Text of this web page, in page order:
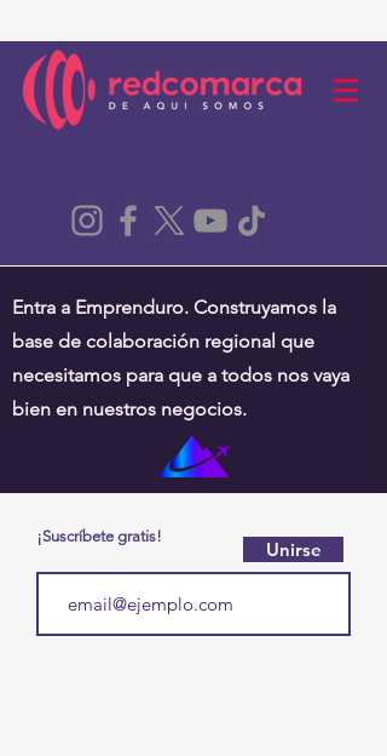
Entra a Emprenduro. Construyamos la
base de colaboración regional que
necesitamos para que a todos nos vaya
bien en nuestros negocios.
¡Suscríbete gratis!
Unirse